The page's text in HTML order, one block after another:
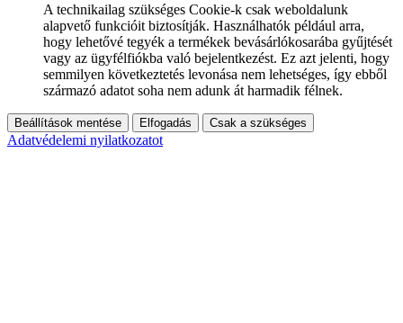
A technikailag szükséges Cookie-k csak weboldalunk
alapvető funkcióit biztosítják. Használhatók például arra,
hogy lehetővé tegyék a termékek bevásárlókosarába gyűjtését
vagy az ügyfélfiókba való bejelentkezést. Ez azt jelenti, hogy
semmilyen következtetés levonása nem lehetséges, így ebből
származó adatot soha nem adunk át harmadik félnek.
Beállítások mentése Elfogadás Csak a szükséges
Adatvédelemi nyilatkozatot